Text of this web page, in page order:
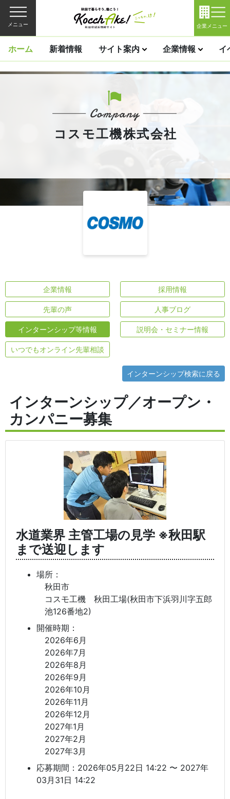
メニュー 企業メニュー
ホーム 新着情報 サイト案内 企業情報 イ
コスモ工機株式会社
企業情報 採用情報
先輩の声 人事ブログ
インターンシップ等情報 説明会・セミナー情報
いつでもオンライン先輩相談
インターンシップ検索に戻る
インターンシップ／オープン・
カンパニー募集
水道業界 主管工場の見学 ※秋田駅
まで送迎します
場所：
秋田市
コスモ工機 秋田工場(秋田市下浜羽川字五郎
池126番地2)
開催時期：
2026年6月
2026年7月
2026年8月
2026年9月
2026年10月
2026年11月
2026年12月
2027年1月
2027年2月
2027年3月
応募期間：2026年05月22日 14:22 〜 2027年
03月31日 14:22